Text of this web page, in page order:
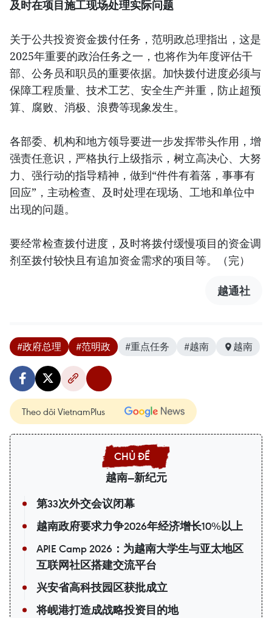
及时在项目施工现场处理实际问题
关于公共投资资金拨付任务，范明政总理指出，这是
2025年重要的政治任务之一，也将作为年度评估干
部、公务员和职员的重要依据。加快拨付进度必须与
保障工程质量、技术工艺、安全生产并重，防止超预
算、腐败、消极、浪费等现象发生。
各部委、机构和地方领导要进一步发挥带头作用，增
强责任意识，严格执行上级指示，树立高决心、大努
力、强行动的指导精神，做到“件件有着落，事事有
回应”，主动检查、及时处理在现场、工地和单位中
出现的问题。
要经常检查拨付进度，及时将拨付缓慢项目的资金调
剂至拨付较快且有追加资金需求的项目等。（完）
越通社
#政府总理 #范明政 #重点任务 #越南 越南
Theo dõi VietnamPlus
越南—新纪元
第33次外交会议闭幕
越南政府要求力争2026年经济增长10%以上
APIE Camp 2026：为越南大学生与亚太地区
互联网社区搭建交流平台
兴安省高科技园区获批成立
将岘港打造成战略投资目的地